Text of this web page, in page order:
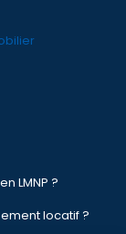
LMNP ?
locatif ?